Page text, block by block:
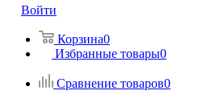
Войти
Корзина0
Избранные товары0
Сравнение товаров0